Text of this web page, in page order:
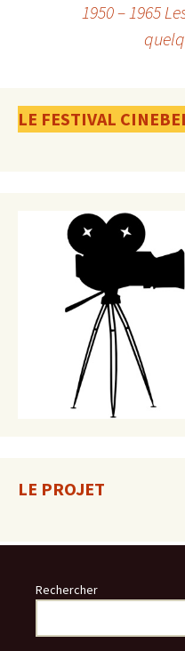
1950 – 1965
LE FESTIVAL
LE PROJET
Rechercher